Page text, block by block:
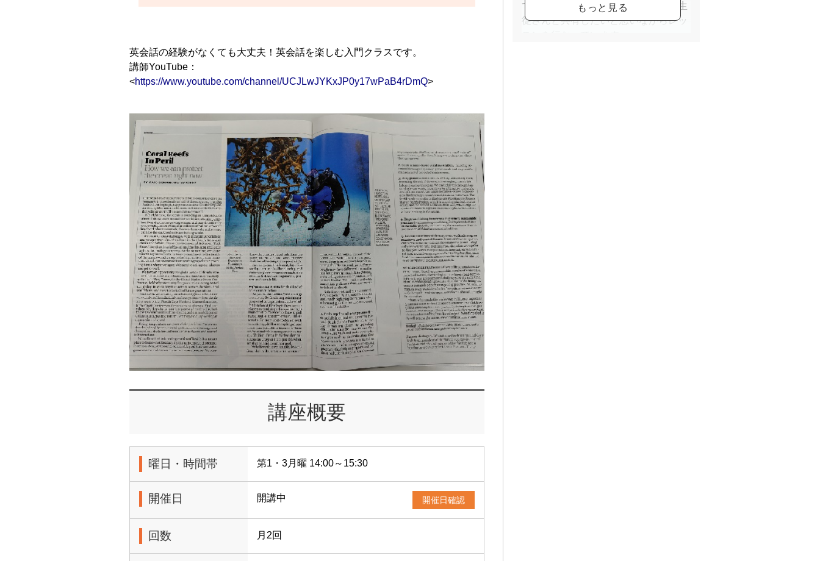
英会話の経験がなくても大丈夫！英会話を楽しむ入門クラスです。
講師YouTube：
<https://www.youtube.com/channel/UCJLwJYKxJP0y17wPaB4rDmQ>
講座概要
曜日・時間帯 第1・3月曜 14:00～15:30
開催日 開講中 開催日確認
回数 月2回
ていきました。今ではその楽しさを生
徒さんと共有したいと思いながらレッ